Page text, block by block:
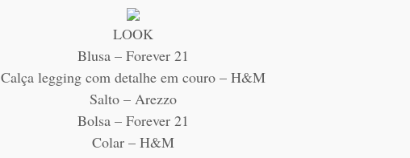
LOOK
Blusa – Forever 21
Calça legging com detalhe em couro – H&M
Salto – Arezzo
Bolsa – Forever 21
Colar – H&M